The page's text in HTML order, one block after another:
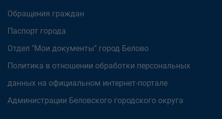
Обращения граждан
Паспорт города
Отдел "Мои документы" город Белово
Политика в отношении обработки персональных
данных на официальном интернет-портале
Администрации Беловского городского округа